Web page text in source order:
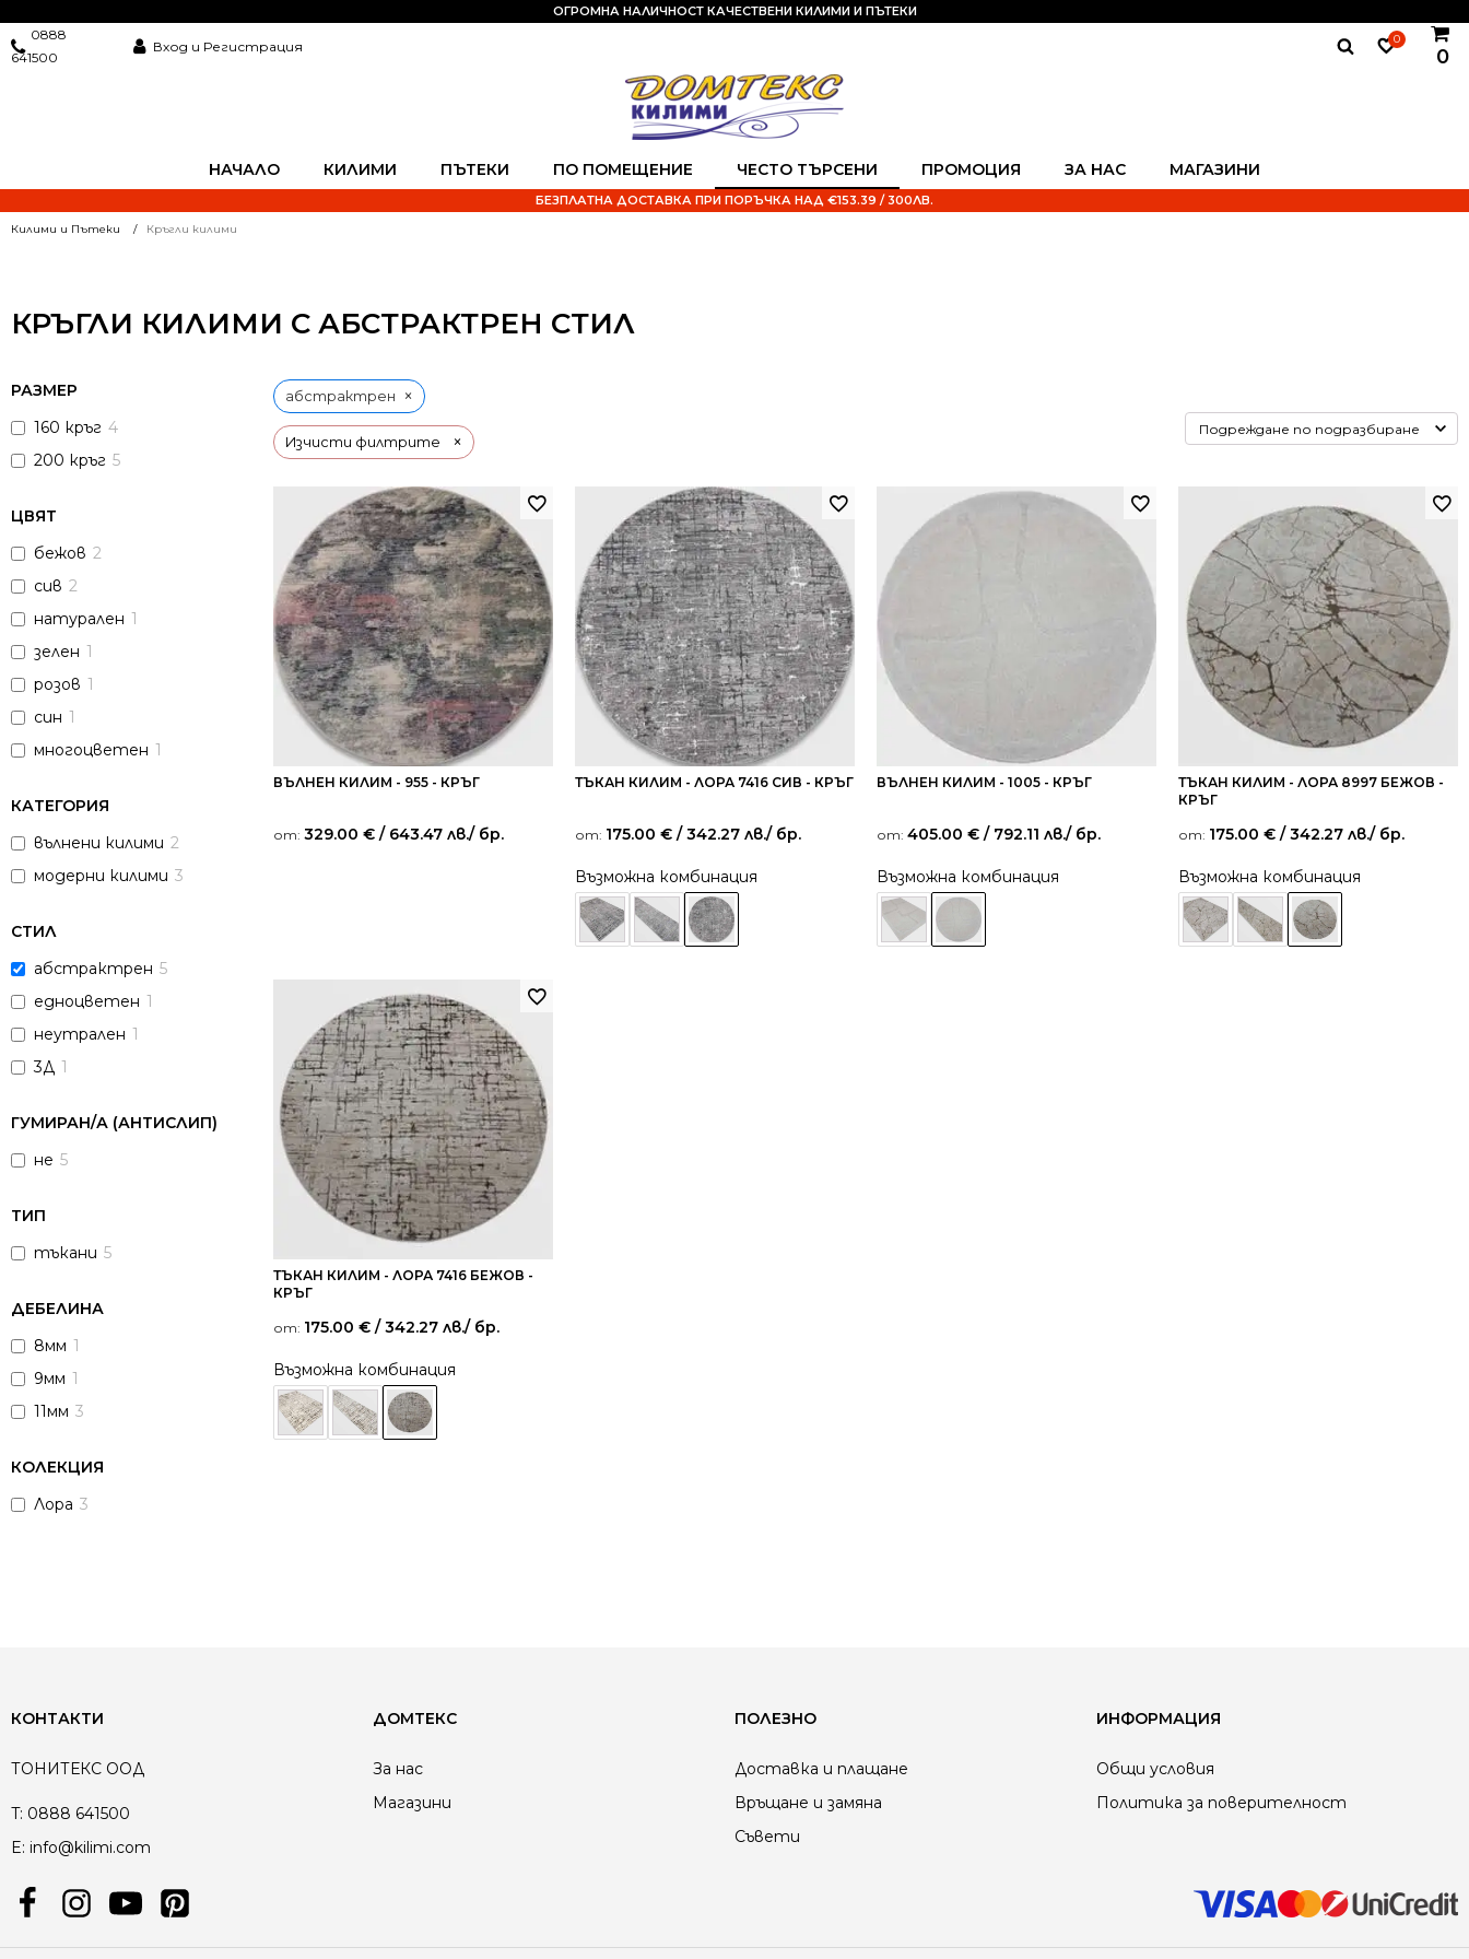
НАЧАЛО КИЛИМИ ПЪТЕКИ ПО ПОМЕЩЕНИЕ ЧЕСТО ТЪРСЕНИ ПРОМОЦИЯ ЗА НАС МАГАЗИНИ
0
0
0888
641500
Вход и Регистрация
ОГРОМНА НАЛИЧНОСТ КАЧЕСТВЕНИ КИЛИМИ И ПЪТЕКИ
БЕЗПЛАТНА ДОСТАВКА ПРИ ПОРЪЧКА НАД €153.39 / 300ЛВ.
Килими и Пътеки Кръгли килими
КРЪГЛИ КИЛИМИ С АБСТРАКТРЕН СТИЛ
РАЗМЕР
160 кръг 4
200 кръг 5
ЦВЯТ
бежов 2
сив 2
натурален 1
зелен 1
розов 1
син 1
многоцветен 1
КАТЕГОРИЯ
вълнени килими 2
модерни килими 3
СТИЛ
абстрактрен 5
едноцветен 1
неутрален 1
3Д 1
ГУМИРАН/А (АНТИСЛИП)
не 5
ТИП
тъкани 5
ДЕБЕЛИНА
8мм 1
9мм 1
11мм 3
КОЛЕКЦИЯ
Лора 3
Изчисти филтрите ×
абстрактрен ×
ВЪЛНЕН КИЛИМ - 955 - КРЪГ
от: 329.00 € / 643.47 лв./ бр.
ТЪКАН КИЛИМ - ЛОРА 7416 СИВ - КРЪГ
от: 175.00 € / 342.27 лв./ бр.
Възможна комбинация
ВЪЛНЕН КИЛИМ - 1005 - КРЪГ
от: 405.00 € / 792.11 лв./ бр.
Възможна комбинация
ТЪКАН КИЛИМ - ЛОРА 8997 БЕЖОВ -
КРЪГ
от: 175.00 € / 342.27 лв./ бр.
Възможна комбинация
ТЪКАН КИЛИМ - ЛОРА 7416 БЕЖОВ -
КРЪГ
от: 175.00 € / 342.27 лв./ бр.
Възможна комбинация
КОНТАКТИ
ТОНИТЕКС ООД
T: 0888 641500
E: info@kilimi.com
ДОМТЕКС
За нас
Магазини
ПОЛЕЗНО
Доставка и плащане
Връщане и замяна
Съвети
ИНФОРМАЦИЯ
Общи условия
Политика за поверителност